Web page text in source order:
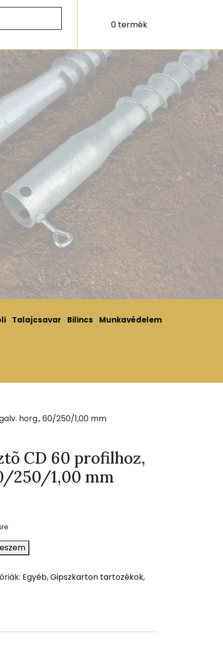
0 termék
Talajcsavar Bilincs
Munkavédelem
horg., 60/250/1,00 mm
CD 60 profilhoz,
250/1,00 mm
Egyéb,Gipszkarton tartozékok,